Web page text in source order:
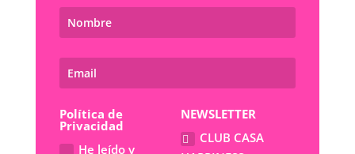
Política de
Privacidad
He leído y
NEWSLETTER
CLUB CASA